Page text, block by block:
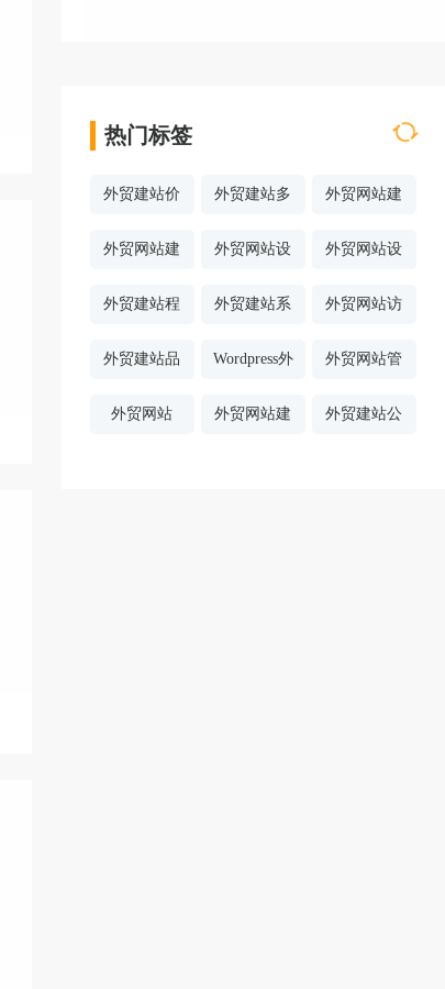
热门标签
外贸建站价 外贸建站多 外贸网站建
外贸网站建
外贸网站设 外贸网站设
外贸建站程
外贸建站系 外贸网站访
外贸建站品
Wordpress外 外贸网站管
外贸网站
外贸网站建 外贸建站公